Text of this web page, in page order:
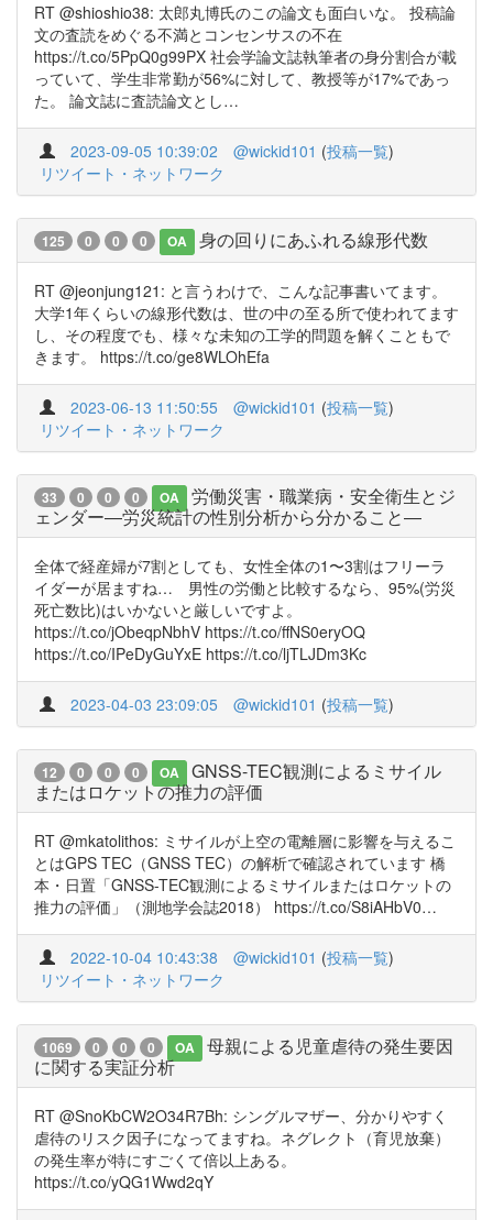
RT @shioshio38: 太郎丸博氏のこの論文も面白いな。 投稿論
文の査読をめぐる不満とコンセンサスの不在
https://t.co/5PpQ0g99PX 社会学論文誌執筆者の身分割合が載
っていて、学生非常勤が56%に対して、教授等が17%であっ
た。 論文誌に査読論文とし…
2023-09-05 10:39:02 @wickid101 (投稿一覧)
リツイート・ネットワーク
125 0 0 0 OA 身の回りにあふれる線形代数
RT @jeonjung121: と言うわけで、こんな記事書いてます。
大学1年くらいの線形代数は、世の中の至る所で使われてます
し、その程度でも、様々な未知の工学的問題を解くこともで
きます。 https://t.co/ge8WLOhEfa
2023-06-13 11:50:55 @wickid101 (投稿一覧)
リツイート・ネットワーク
33 0 0 0 OA
労働災害・職業病・安全衛生とジ
ェンダー―労災統計の性別分析から分かること―
全体で経産婦が7割としても、女性全体の1〜3割はフリーラ
イダーが居ますね… 男性の労働と比較するなら、95%(労災
死亡数比)はいかないと厳しいですよ。
https://t.co/jObeqpNbhV https://t.co/ffNS0eryOQ
https://t.co/IPeDyGuYxE https://t.co/ljTLJDm3Kc
2023-04-03 23:09:05 @wickid101 (投稿一覧)
12 0 0 0 OA
GNSS-TEC観測によるミサイル
またはロケットの推力の評価
RT @mkatolithos: ミサイルが上空の電離層に影響を与えるこ
とはGPS TEC（GNSS TEC）の解析で確認されています 橋
本・日置「GNSS-TEC観測によるミサイルまたはロケットの
推力の評価」（測地学会誌2018） https://t.co/S8iAHbV0…
2022-10-04 10:43:38 @wickid101 (投稿一覧)
リツイート・ネットワーク
1069 0 0 0 OA
母親による児童虐待の発生要因
に関する実証分析
RT @SnoKbCW2O34R7Bh: シングルマザー、分かりやすく
虐待のリスク因子になってますね。ネグレクト（育児放棄）
の発生率が特にすごくて倍以上ある。
https://t.co/yQG1Wwd2qY